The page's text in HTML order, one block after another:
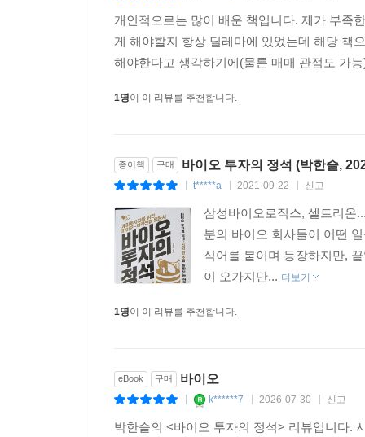
흔히 바이오-제약산업을 떠올리면, ‘약’을 개발
다른 제약사가 개발한 의약품을 대신 생산하는
플랫폼, 페이스북이나 인스타그램 같은 SNS 플
전달하거나 흡수시키기 위한 기술 등이 있다.
기술이전으로 끝나지 않고, 또 다른 응용이 가
신약개발사에만 관심을 기울이면 놓칠 수밖에 없
삼성바이오로직스의 자체 개발 CHO 세포인 S-
항체의약품이든 세포주 내에 넣어서 생산할 수
약이 아닌 기술을 파는 플랫폼 기업, 215쪽
분석을 담았는데, 이를 바탕으로 독자들이 실
바이오-제약회사에도 대입할 수 있어 매우 유용
실패했지만 완치된 환자가 있었다”라는 식의 황
개인적으로는 많이 배운 책입니다. 제가 부족
게 해야할지 항상 딜레마에 있었는데 해당 책
해야한다고 생각하기에(물론 매매 관점도 가
1명이 이 리뷰를 추천합니다.
종이책 구매 바이오 투자의 정석 (박한슬,
t*****a 2021-09-22 신고
삼성바이오로직스, 셀트리온
분의 바이오 회사들이 어떤
식어를 붙이며 등장하지만,
이 오가지만... 더보기
1명이 이 리뷰를 추천합니다.
eBook 구매 바이오
k******7 2026-07-30 신고
박한슬의 <바이오 투자의 정석> 리뷰입니다.